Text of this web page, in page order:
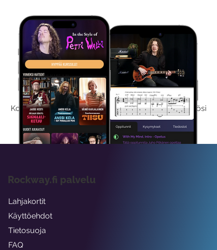
Kokeile Ilmaiseksi
Kokeilemalla ilmaiseksi saat koko sisältömme käyttöösi
viikon ajaksi.
Rockway.fi palvelu
Lahjakortit
Käyttöehdot
Tietosuoja
FAQ